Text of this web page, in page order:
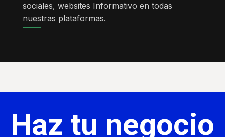
sociales, websites Informativo en todas
nuestras plataformas.
Haz tu negocio